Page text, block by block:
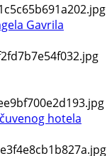
Gavrila
hotela